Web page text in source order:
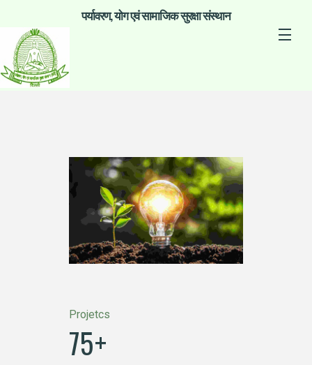
पर्यावरण, योग एवं सामाजिक सुरक्षा संस्थान
Projetcs
75+